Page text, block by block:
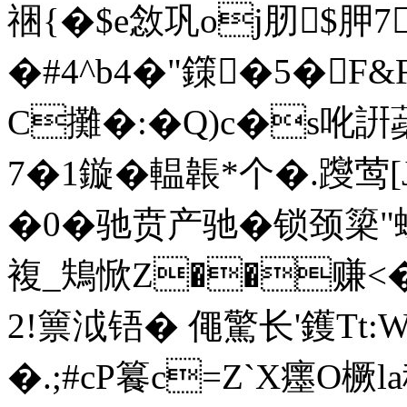
祵{�$e敜巩oj肕$
�#4^b4�"鏼
C攤�:�Q)c�s吪詽蘃
7�1鏇�輼韔*个�.躞
�0�驰贲产驰�锁颈
複_鴩惞Z��赚
2!篻泧铻� 僶驚长'鑊Tt:
�.;#cP籑c=Z`X癦O橛